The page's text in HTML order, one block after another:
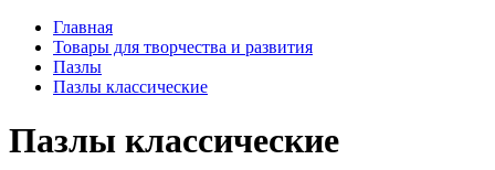
Главная
Товары для творчества и развития
Пазлы
Пазлы классические
Пазлы классические